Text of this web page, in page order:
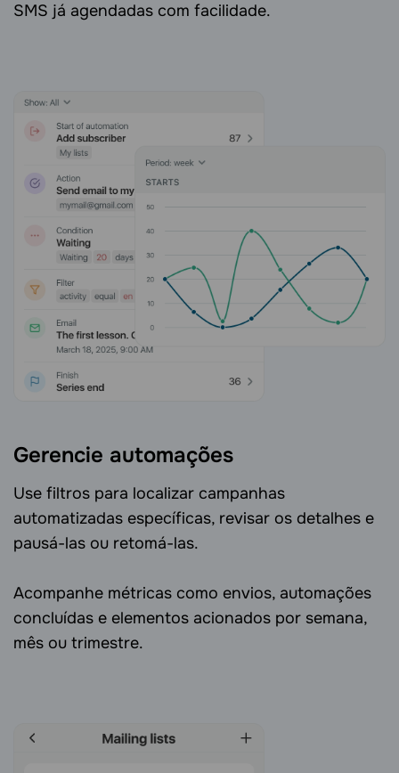
SMS já agendadas com facilidade.
Gerencie automações
Use filtros para localizar campanhas
automatizadas específicas, revisar os detalhes e
pausá-las ou retomá-las.
Acompanhe métricas como envios, automações
concluídas e elementos acionados por semana,
mês ou trimestre.